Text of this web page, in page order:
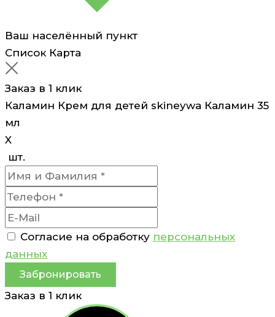
Ваш населённый пункт
Список Карта
Заказ в 1 клик
Каламин Крем для детей skineywa Каламин 35
мл
X
шт.
Согласие на обработку персональных
данных
Забронировать
Заказ в 1 клик